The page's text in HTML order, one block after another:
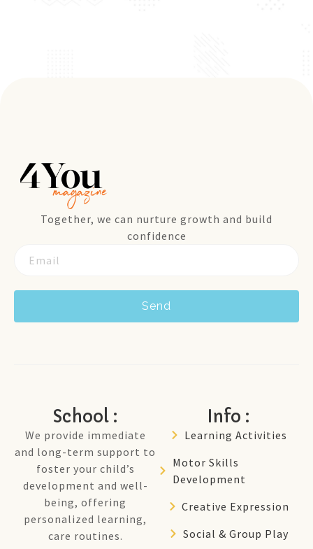
Together, we can nurture growth and build
confidence
Send
School :
We provide immediate
and long-term support to
foster your child’s
development and well-
being, offering
personalized learning,
care routines.
Info :
Learning Activities
Motor Skills
Development
Creative Expression
Social & Group Play